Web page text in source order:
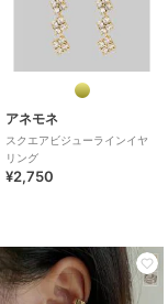
アネモネ
スクエアビジューラインイヤ
リング
¥2,750